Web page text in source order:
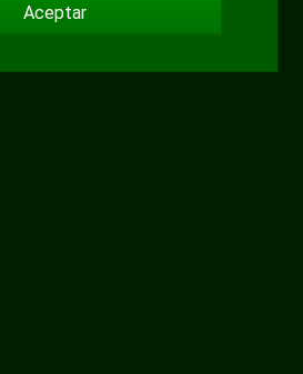
Aceptar